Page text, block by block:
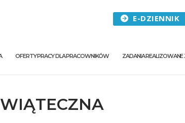
E-DZIENNIK
OFERTY PRACY DLA PRACOWNIKÓW ZADANIA